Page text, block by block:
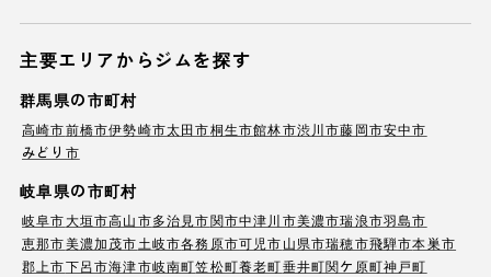
主要エリアからジムを探す
群馬県の市町村
高崎市前橋市伊勢崎市太田市桐生市館林市渋川市藤岡市安中市
みどり市
岐阜県の市町村
岐阜市大垣市高山市多治見市関市中津川市美濃市瑞浪市羽島市
恵那市美濃加茂市土岐市各務原市可児市山県市瑞穂市飛騨市本巣市
郡上市下呂市海津市岐南町笠松町養老町垂井町関ケ原町神戸町